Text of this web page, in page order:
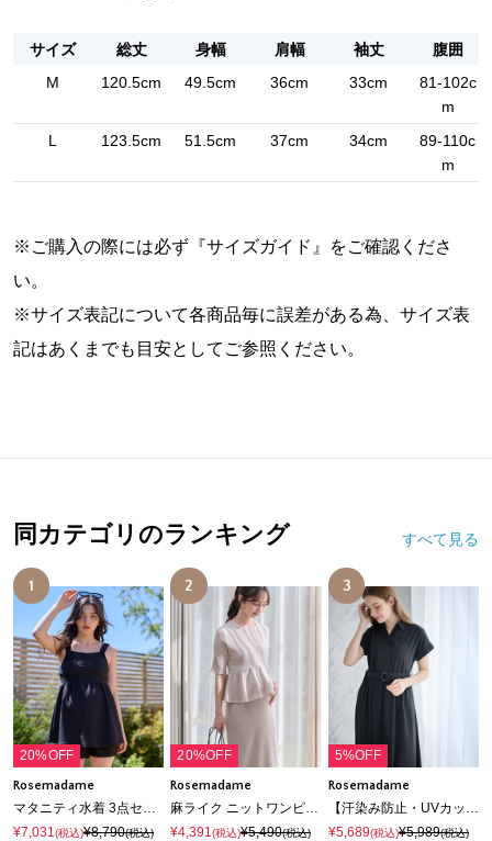
サイズ 総丈 身幅 肩幅 袖丈
腹囲
M
120.5cm 49.5cm 36cm 33cm
81-102c
m
L
123.5cm 51.5cm 37cm 34cm
89-110c
m
※ご購入の際には必ず『サイズガイド 』をご確認くださ
い。
※サイズ表記について各商品毎に誤差がある為、サイズ表
記はあくまでも目安としてご参照ください。
同カテゴリのランキング すべて見る
1
20%OFF
Rosemadame
¥7,031(税込)¥8,790(税込)
2
20%OFF
Rosemadame
¥4,391(税込)¥5,490(税込)
3
5%OFF
Rosemadame
¥5,689(税込)¥5,989(税込)